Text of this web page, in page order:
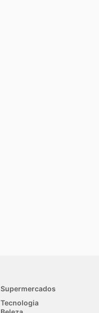
Supermercados
Tecnologia